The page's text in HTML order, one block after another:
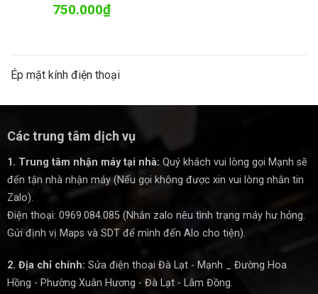
750.000₫
Ép mặt kính điện thoại
Các trung tâm dịch vụ
1. Trung tâm nhận máy tại nhà: Quý khách vui lòng gọi Mạnh sẽ
đến tận nhà nhận máy (Nếu gọi không được xin vui lòng nhắn tin
Zalo).
Điện thoại: 0969.084.085 (Nhắn zalo nêu tình trạng máy hư hỏng.
Gửi định vị Maps và SDT để mình đến Alo cho tiện).
2. Địa chỉ chính: Sửa điện thoại Đà Lạt - Mạnh _ Đường Hoa
Hồng - Phường Xuân Hương - Đà Lạt - Lâm Đồng.